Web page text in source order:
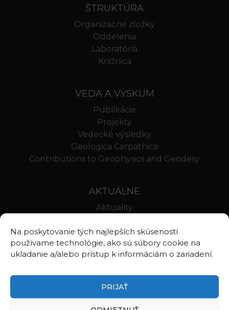
Na poskytovanie tých najlepších skúseností
používame technológie, ako sú súbory cookie na
ukladanie a/alebo prístup k informáciám o zariadení.
PRIJAŤ
ŠTRUKTÚRA
Organizačné zložky
Oddelenia
Laboratóriá
Knižnica
VEDA A VÝSKUM
Publikácie
Projekty
Vedecké výsledky
Geologica Carpathica
Contributions to Geophysics and Geodesy
AKTUÁLNE
Aktuality
Stravovanie SAV
Webmail BA
Webmail BB